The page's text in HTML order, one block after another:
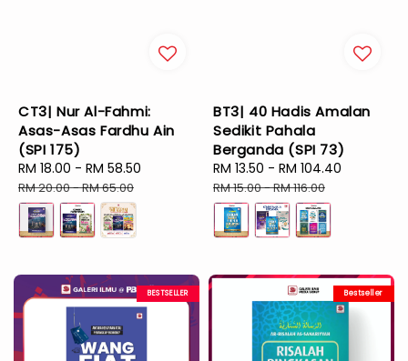
CT3| Nur Al-Fahmi:
Asas-Asas Fardhu Ain
(SPI 175)
Sale
price
RM 18.00 - RM 58.50
RM 20.00-RM 65.00
BT3| 40 Hadis Amalan
Sedikit Pahala
Berganda (SPI 73)
Sale
price
RM 13.50 - RM 104.40
RM 15.00-RM 116.00
BESTSELLER Bestseller